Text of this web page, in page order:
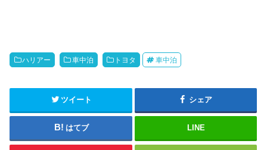
ハリアー 車中泊 トヨタ 車中泊
ツイート シェア
はてブ LINE